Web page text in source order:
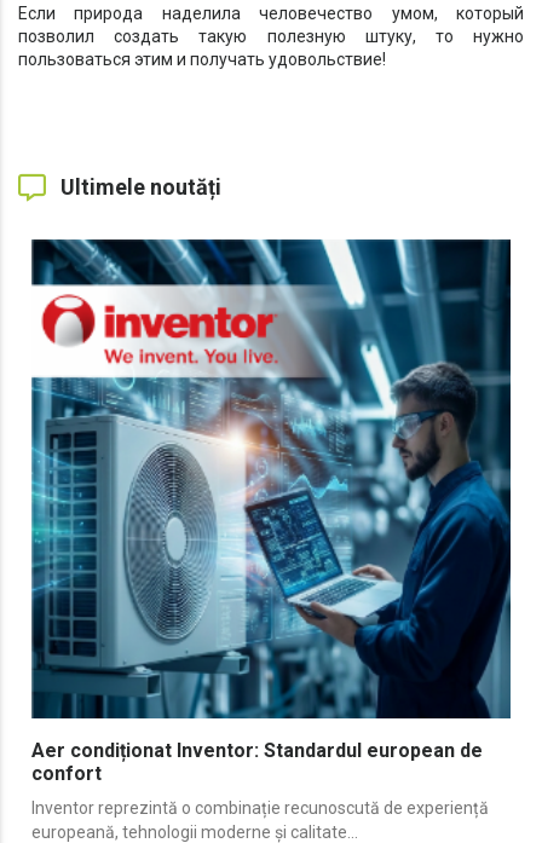
Если природа наделила человечество умом, который
позволил создать такую полезную штуку, то нужно
пользоваться этим и получать удовольствие!
Ultimele noutăți
Aer condiționat Inventor: Standardul european de
confort
Inventor reprezintă o combinație recunoscută de experiență
europeană, tehnologii moderne și calitate...